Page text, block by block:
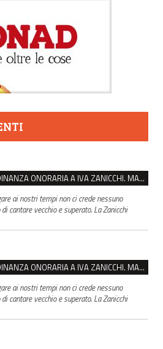
VENTASSO, SÌ ALLA CITTADINANZA ONORARIA A IVA ZANICCHI. MA BARGIACCHI: “È DI PESSIMO GUSTO”
ai nostri tempi non ci crede nessuno
cantare vecchio e superato. La Zanicchi
VENTASSO, SÌ ALLA CITTADINANZA ONORARIA A IVA ZANICCHI. MA BARGIACCHI: “È DI PESSIMO GUSTO”
ai nostri tempi non ci crede nessuno
cantare vecchio e superato. La Zanicchi